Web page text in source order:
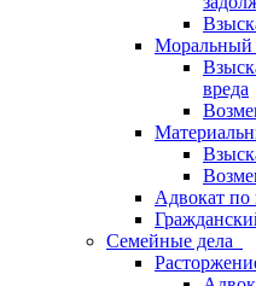
Моральный
вреда
Адвокат по
Семейные дела